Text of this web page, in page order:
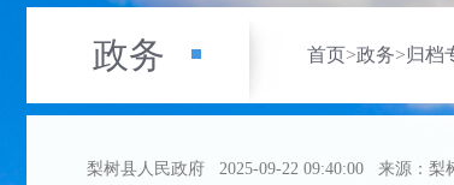
政务 首页>政务>归档
梨树县人民政府 2025-09-22 09:40:00 来源：梨